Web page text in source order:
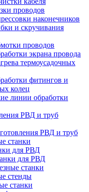
проводов
наконечников
и скручивания
проводов
экрана провода
термоусадочных
фитингов и
колец
линии обработки
РВД и труб
РВД и труб
станки
для РВД
для РВД
станки
стенды
станки